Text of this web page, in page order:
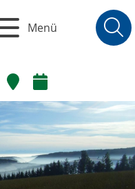
Menü